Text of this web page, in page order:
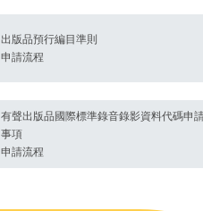
出版品預行編目準則
申請流程
有聲出版品國際標準錄音錄影資料代碼申
事項
申請流程